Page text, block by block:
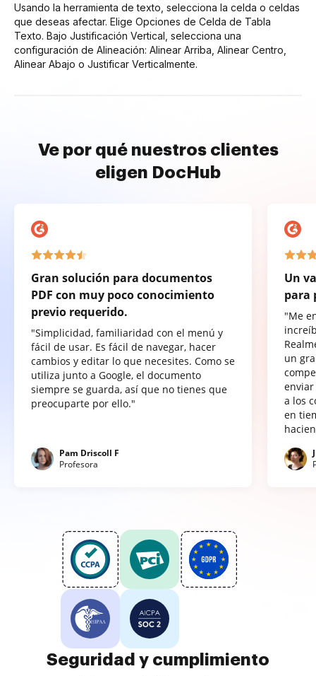
Usando la herramienta de texto, selecciona la celda o celdas
que deseas afectar. Elige Opciones de Celda de Tabla
Texto. Bajo Justificación Vertical, selecciona una
configuración de Alineación: Alinear Arriba, Alinear Centro,
Alinear Abajo o Justificar Verticalmente.
Ve por qué nuestros clientes
eligen DocHub
Gran solución para documentos
PDF con muy poco conocimiento
previo requerido.
"Simplicidad, familiaridad con el menú y
fácil de usar. Es fácil de navegar, hacer
cambios y editar lo que necesites. Como se
utiliza junto a Google, el documento
siempre se guarda, así que no tienes que
preocuparte por ello."
Pam Driscoll F
Profesora
Un
para
"Me
un
a los
en
Seguridad y cumplimiento